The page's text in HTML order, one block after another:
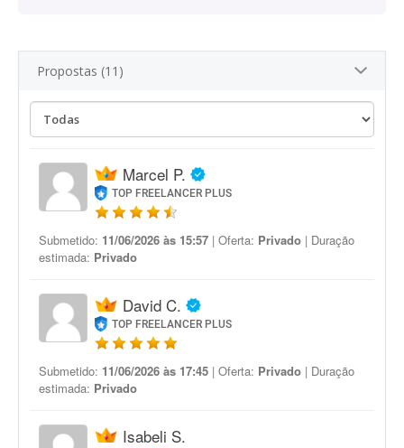
Propostas (11)
Marcel P.
TOP FREELANCER PLUS
Submetido: 11/06/2026 às 15:57 | Oferta: Privado | Duração
estimada: Privado
David C.
TOP FREELANCER PLUS
Submetido: 11/06/2026 às 17:45 | Oferta: Privado | Duração
estimada: Privado
Isabeli S.